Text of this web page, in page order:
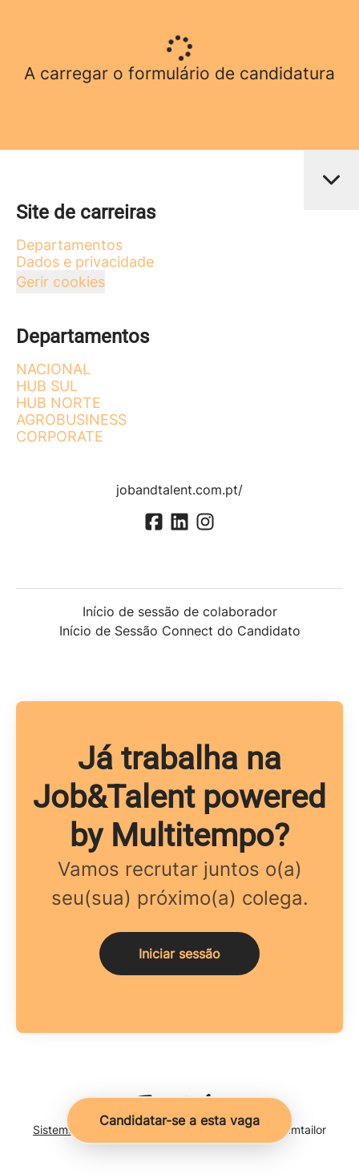
Candidatar-se a esta vaga
A carregar o formulário de candidatura
Site de carreiras
Departamentos
Dados e privacidade
Gerir cookies
Departamentos
NACIONAL
HUB SUL
HUB NORTE
AGROBUSINESS
CORPORATE
jobandtalent.com.pt/
Início de sessão de colaborador
Início de Sessão Connect do Candidato
Já trabalha na
Job&Talent powered
by Multitempo?
Vamos recrutar juntos o(a)
seu(sua) próximo(a) colega.
Iniciar sessão
Sistema de monitoramento de candidatosda Teamtailor